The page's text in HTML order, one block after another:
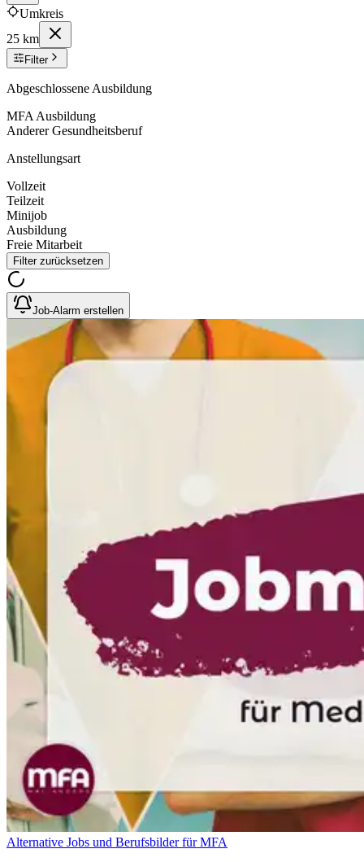
Umkreis
25 km
Filter
Abgeschlossene Ausbildung
MFA Ausbildung
Anderer Gesundheitsberuf
Anstellungsart
Vollzeit
Teilzeit
Minijob
Ausbildung
Freie Mitarbeit
Filter zurücksetzen
Job-Alarm erstellen
Alternative Jobs und Berufsbilder für MFA